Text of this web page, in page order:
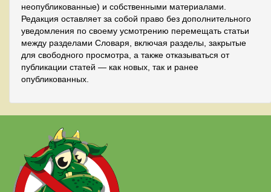
неопубликованные) и собственными материалами.
Редакция оставляет за собой право без дополнительного
уведомления по своему усмотрению перемещать статьи
между разделами Словаря, включая разделы, закрытые
для свободного просмотра, а также отказываться от
публикации статей — как новых, так и ранее
опубликованных.